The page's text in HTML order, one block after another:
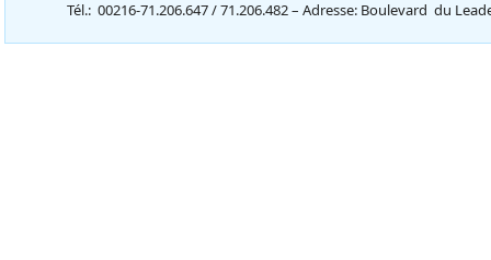
Tél.: 00216-71.206.647 / 71.206.482 – Adresse: Boulevard du